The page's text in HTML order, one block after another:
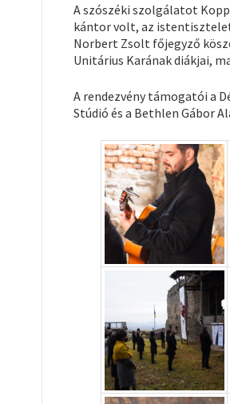
A szószéki szolgálatot
kántor volt, az
Norbert Zsolt főjegyző
Unitárius Karának diákjai,
A rendezvény támogatói a
Stúdió és a Bethlen Gábor